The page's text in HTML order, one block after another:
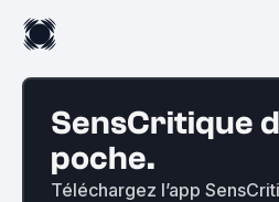
SensCritique
poche.
Téléchargez l’app